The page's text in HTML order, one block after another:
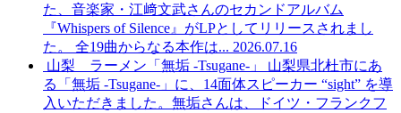
た、音楽家・江﨑文武さんのセカンドアルバム
『Whispers of Silence』がLPとしてリリースされまし
た。 全19曲からなる本作は... 2026.07.16
山梨 ラーメン「無垢 -Tsugane-」
山梨県北杜市にあ
る「無垢 -Tsugane-」に、14面体スピーカー “sight” を導
入いただきました。無垢さんは、ドイツ・フランクフ